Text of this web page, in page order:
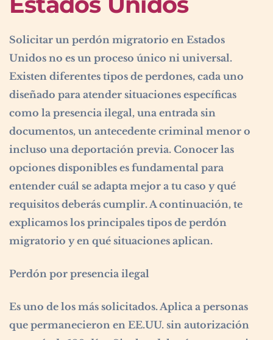
Solicitar un perdón migratorio en Estados
Unidos no es un proceso único ni universal.
Existen diferentes tipos de perdones, cada uno
diseñado para atender situaciones específicas
como la presencia ilegal, una entrada sin
documentos, un antecedente criminal menor o
incluso una deportación previa. Conocer las
opciones disponibles es fundamental para
entender cuál se adapta mejor a tu caso y qué
requisitos deberás cumplir. A continuación, te
explicamos los principales tipos de perdón
migratorio y en qué situaciones aplican.
Perdón por presencia ilegal
Es uno de los más solicitados. Aplica a personas
que permanecieron en EE.UU. sin autorización